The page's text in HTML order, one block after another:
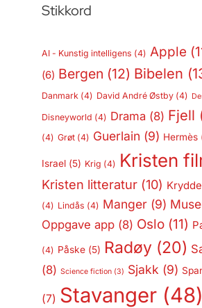
Stikkord
AI - Kunstig intelligens (4) Apple
(6) Bergen (12) Bibelen
Danmark (4) David André Østby(4)
Disneyworld (4) Drama (8) Fjell
(4) Grøt(4) Guerlain (9) Hermès
Israel(5) Krig (4) Kristen
Kristen litteratur(10)
(4) Lindås (4) Manger(9)
Oppgave app(8) Oslo(11)
(4) Påske(5) Radøy(20)
(8) Science fiction(3) Sjakk (9)
(7) Stavanger(48)